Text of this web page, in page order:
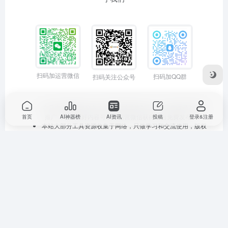
扫码加运营微信 扫码关注公众号 扫码加QQ群
欢迎大家踊跃提交各个垂直领域优质AI工具，获得收录和曝光
推广（有原创好内容可以加运营微信获得平台免费发布）。
本站大部分工具资源收集于网络，只做学习和交流使用，版权
首页 AI神器榜 AI资讯 投稿 登录&注册